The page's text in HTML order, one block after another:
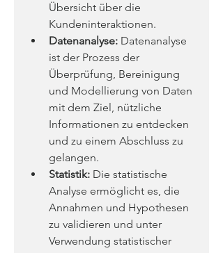
Übersicht über die
Kundeninteraktionen.
Datenanalyse: Datenanalyse
ist der Prozess der
Überprüfung, Bereinigung
und Modellierung von Daten
mit dem Ziel, nützliche
Informationen zu entdecken
und zu einem Abschluss zu
gelangen.
Statistik: Die statistische
Analyse ermöglicht es, die
Annahmen und Hypothesen
zu validieren und unter
Verwendung statistischer